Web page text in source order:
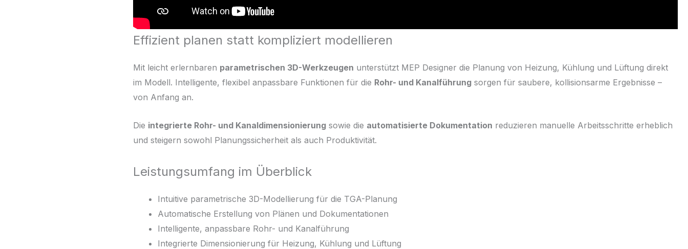
Effizient planen statt kompliziert modellieren
Mit leicht erlernbaren parametrischen 3D-Werkzeugen unterstützt MEP Designer die Planung von Heizung, Kühlung und Lüftung direkt
im Modell. Intelligente, flexibel anpassbare Funktionen für die Rohr- und Kanalführung sorgen für saubere, kollisionsarme Ergebnisse –
von Anfang an.
Die integrierte Rohr- und Kanaldimensionierung sowie die automatisierte Dokumentation reduzieren manuelle Arbeitsschritte erheblich
und steigern sowohl Planungssicherheit als auch Produktivität.
Leistungsumfang im Überblick
Intuitive parametrische 3D-Modellierung für die TGA-Planung
Automatische Erstellung von Plänen und Dokumentationen
Intelligente, anpassbare Rohr- und Kanalführung
Integrierte Dimensionierung für Heizung, Kühlung und Lüftung